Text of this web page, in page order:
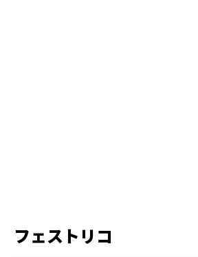
フェストリコ